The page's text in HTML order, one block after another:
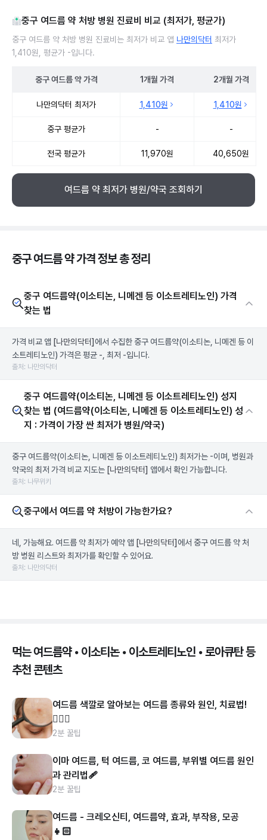
중구 여드름 약 처방 병원 진료비 비교 (최저가, 평균가)
중구 여드름 약 처방 병원 진료비는 최저가 비교 앱 나만의닥터 최저가
1,410원, 평균가 -입니다.
중구 여드름 약가격 1개월 가격 2개월 가격
나만의닥터 최저가 1,410원 1,410원
중구 평균가 - -
전국 평균가 11,970원 40,650원
여드름 약 최저가 병원/약국 조회하기
중구 여드름 약 가격 정보 총 정리
중구 여드름약(이소티논, 니메겐 등 이소트레티노인) 가격
찾는 법
가격 비교 앱 [나만의닥터] 에서 수집한 중구 여드름약(이소티논, 니메겐 등 이
소트레티노인) 가격은 평균 -, 최저 -입니다.
출처: 나만의닥터
중구 여드름약(이소티논, 니메겐 등 이소트레티노인) 성지
찾는 법 (여드름약(이소티논, 니메겐 등 이소트레티노인) 성
지 : 가격이 가장 싼 최저가 병원/약국)
중구 여드름약(이소티논, 니메겐 등 이소트레티노인) 최저가는 -이며, 병원과
약국의 최저 가격 비교 지도는 [나만의닥터] 앱에서 확인 가능합니다.
출처: 나무위키
중구에서 여드름 약 처방이 가능한가요?
네, 가능해요. 여드름 약 최저가 예약 앱 [나만의닥터] 에서 중구 여드름 약 처
방 병원 리스트와 최저가를 확인할 수 있어요.
출처: 나만의닥터
먹는 여드름약 • 이소티논 • 이소트레티노인 • 로아큐탄 등
추천 콘텐츠
여드름 색깔로 알아보는 여드름 종류와 원인, 치료법!
👩🏻‍⚕️
2분 꿀팁
이마 여드름, 턱 여드름, 코 여드름, 부위별 여드름 원인
과 관리법🩹
2분 꿀팁
여드름 - 크레오신티, 여드름약, 효과, 부작용, 모공
👧🏻